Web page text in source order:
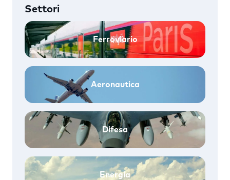
Settori
Ferroviario
Aeronautica
Difesa
Energia